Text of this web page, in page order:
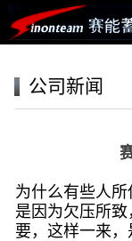
公司新闻
为什么有些人所
是因为欠压所
要，这样一来